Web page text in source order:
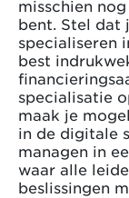
misschien
bent. Stel dat
specialiseren
best
specialisatie
maak je
in de digitale
managen in
waar alle
beslissingen